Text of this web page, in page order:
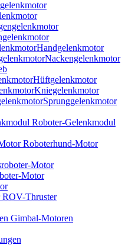
Handgelenkmotor
Nackengelenkmotor
Hüftgelenkmotor
Kniegelenkmotor
Sprunggelenkmotor
Roboter-Gelenkmodul
Roboterhund-Motor
Motor
ROV-Thruster
Gimbal-Motoren